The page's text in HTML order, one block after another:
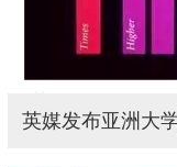
英媒发布亚洲大